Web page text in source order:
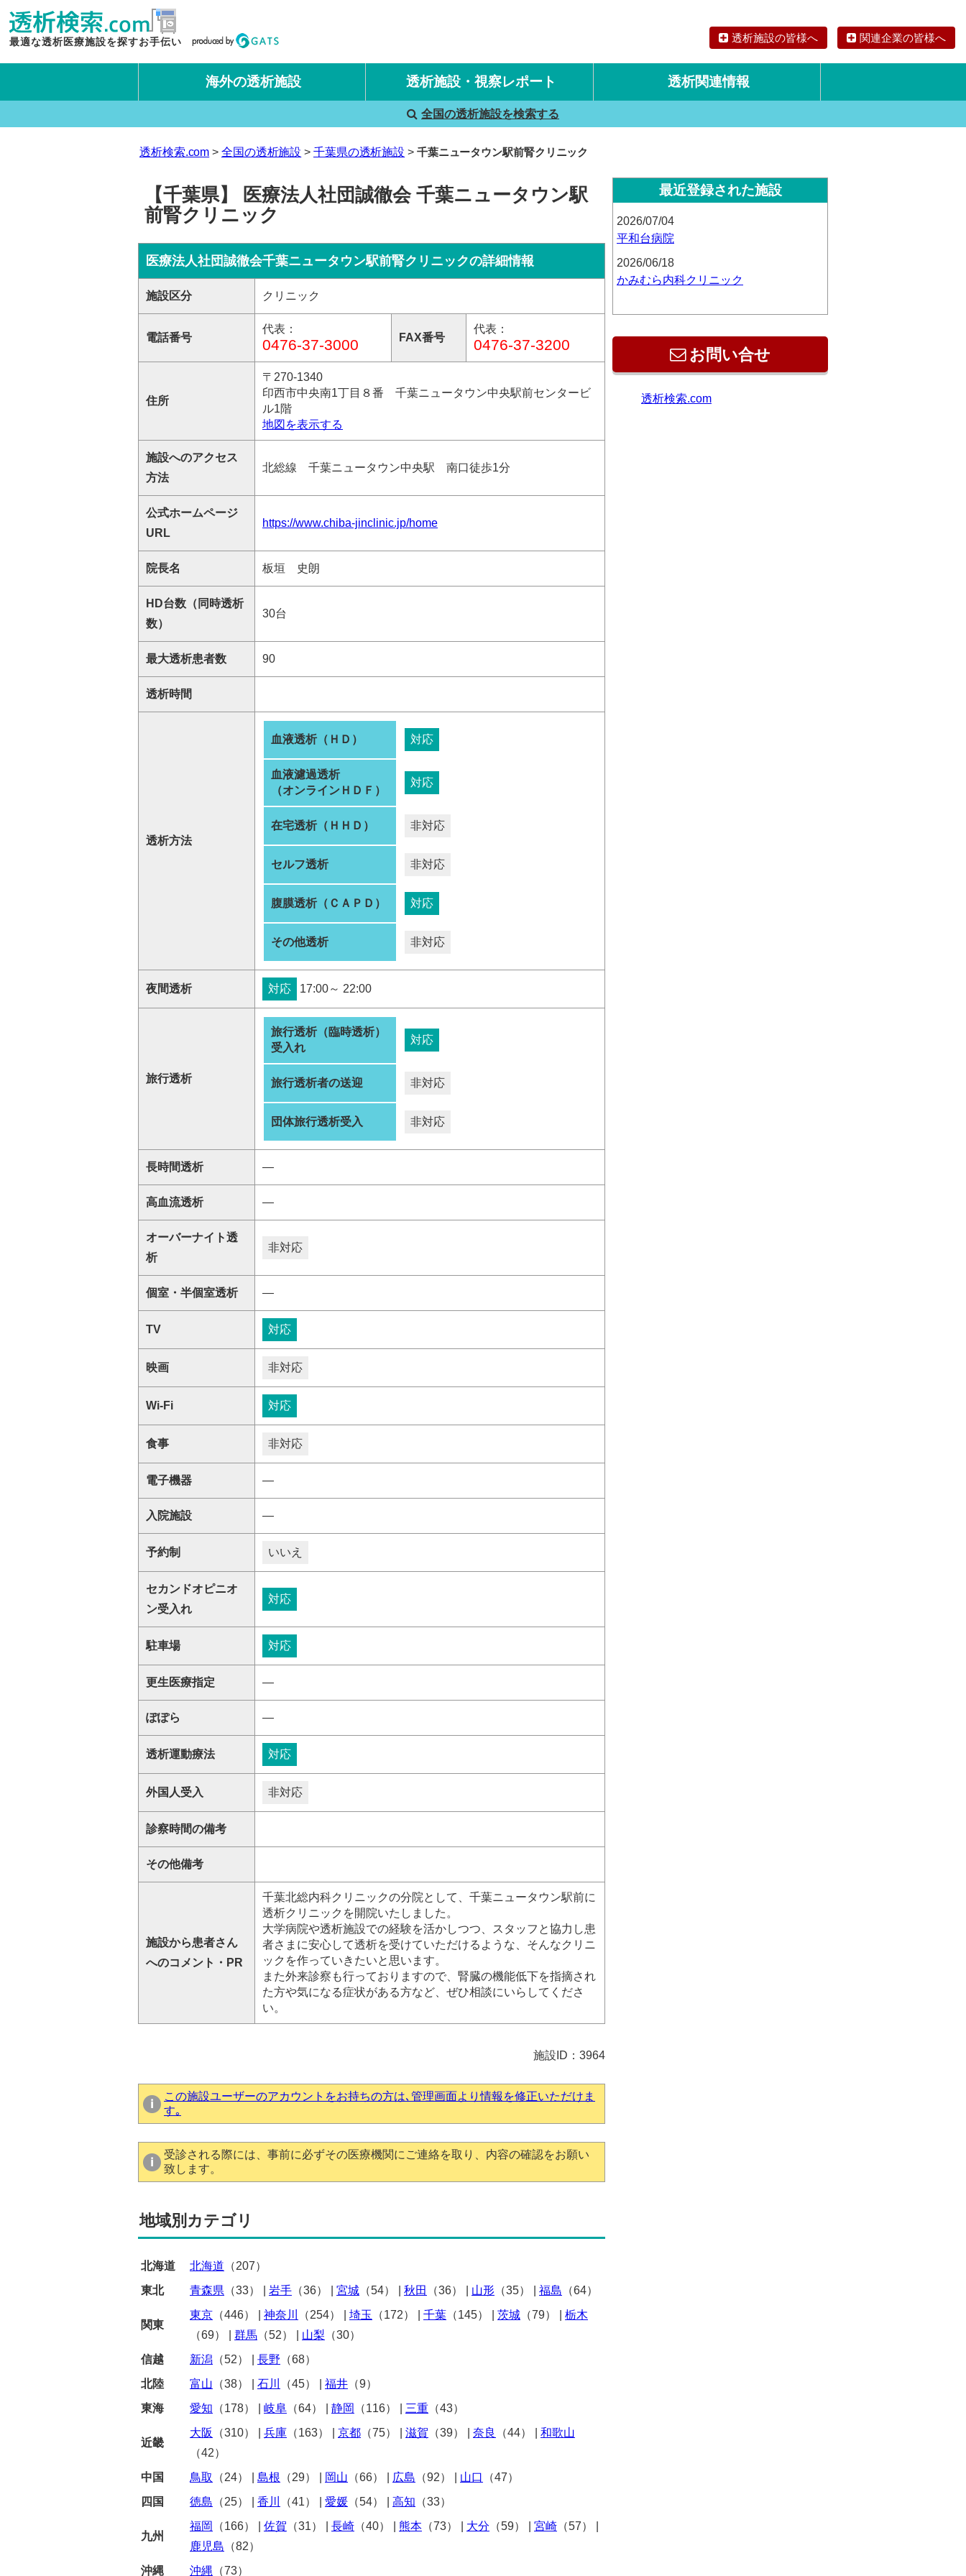
最適な透析医療施設を探すお手伝い 透析施設の皆様へ 関連企業の皆様へ
海外の透析施設 透析施設・視察レポート
国内旅行透析レポート
海外旅行透析レポート
透析関連情報
全国の透析施設を検索する
透析検索.com 全国の透析施設 千葉県の透析施設 千葉ニュータウン駅前腎クリニック
【千葉県】 医療法人社団誠徹会 千葉ニュータウン駅
前腎クリニック
医療法人社団誠徹会千葉ニュータウン駅前腎クリニックの詳細情報
施設区分 クリニック
電話番号
代表：
0476-37-3000 FAX番号
代表：
0476-37-3200
住所
〒270-1340
印西市中央南1丁目８番 千葉ニュータウン中央駅前センタービ
ル1階
地図を表示する
施設へのアクセス
方法
北総線 千葉ニュータウン中央駅 南口徒歩1分
公式ホームページ
URL
https://www.chiba-jinclinic.jp/home
院長名 板垣 史朗
HD台数（同時透析
数）
30台
最大透析患者数 90
透析時間
透析方法
血液透析（ＨＤ） 対応
血液濾過透析
（オンラインＨＤＦ）
対応
在宅透析（ＨＨＤ） 非対応
セルフ透析 非対応
腹膜透析（ＣＡＰＤ） 対応
その他透析 非対応
夜間透析 対応 17:00～ 22:00
旅行透析
旅行透析（臨時透析）
受入れ
対応
旅行透析者の送迎 非対応
団体旅行透析受入 非対応
長時間透析 ―
高血流透析 ―
オーバーナイト透
析
非対応
個室・半個室透析 ―
TV 対応
映画 非対応
Wi-Fi 対応
食事 非対応
電子機器 ―
入院施設 ―
予約制 いいえ
セカンドオピニオ
ン受入れ
対応
駐車場 対応
更生医療指定 ―
ぽぽら ―
透析運動療法 対応
外国人受入 非対応
診察時間の備考
その他備考
施設から患者さん
へのコメント・PR
千葉北総内科クリニックの分院として、千葉ニュータウン駅前に
透析クリニックを開院いたしました。
大学病院や透析施設での経験を活かしつつ、スタッフと協力し患
者さまに安心して透析を受けていただけるような、そんなクリニ
ックを作っていきたいと思います。
また外来診察も行っておりますので、腎臓の機能低下を指摘され
た方や気になる症状がある方など、ぜひ相談にいらしてくださ
い。
施設ID：3964
この施設ユーザーのアカウントをお持ちの方は､管理画面より情報を修正いただけま
す｡
受診される際には、事前に必ずその医療機関にご連絡を取り、内容の確認をお願い
致します。
地域別カテゴリ
北海道 北海道 （207）
東北
青森県 （33） 岩手 （36） 宮城 （54） 秋田 （36） 山形 （35） 福島 （64）
関東
東京 （446） 神奈川 （254） 埼玉 （172） 千葉 （145） 茨城 （79）
栃木
（69）
群馬 （52） 山梨 （30）
信越
新潟 （52） 長野 （68）
北陸
富山 （38） 石川 （45） 福井 （9）
東海
愛知 （178） 岐阜 （64） 静岡 （116） 三重 （43）
近畿
大阪 （310） 兵庫 （163） 京都 （75） 滋賀 （39） 奈良 （44）
和歌山
（42）
中国
鳥取 （24） 島根 （29） 岡山 （66） 広島 （92） 山口
（47）
四国
徳島 （25） 香川 （41） 愛媛 （54） 高知 （33）
九州
福岡 （166） 佐賀 （31） 長崎 （40） 熊本 （73） 大分 （59） 宮崎 （57）
鹿児島 （82）
沖縄
沖縄 （73）
最近登録された施設
2026/07/04
平和台病院
2026/06/18
かみむら内科クリニック
お問い合せ
透析検索.com